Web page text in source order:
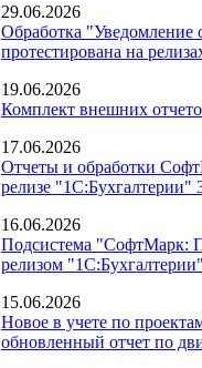
29.06.2026
Обработка "Уведомление
протестирована на
19.06.2026
Комплект внешних
17.06.2026
Отчеты и обработки
релизе "1С:Бухгалтерии"
16.06.2026
Подсистема "СофтМарк:
релизом
15.06.2026
Новое в учете по
обновленный отчет по